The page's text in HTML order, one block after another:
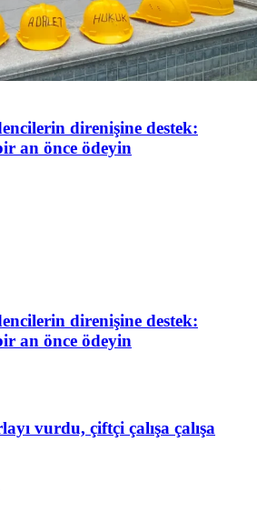
direnişine destek:
an önce ödeyin
direnişine destek:
an önce ödeyin
vurdu, çiftçi çalışa çalışa